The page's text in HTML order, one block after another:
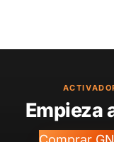
Empieza